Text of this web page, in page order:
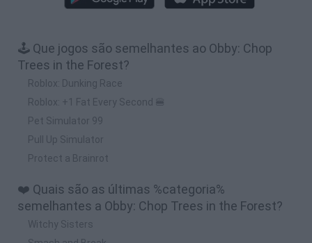
🕹️ Que jogos são semelhantes ao Obby: Chop
Trees in the Forest?
Roblox: Dunking Race
Roblox: +1 Fat Every Second 🍔
Pet Simulator 99
Pull Up Simulator
Protect a Brainrot
❤️ Quais são as últimas %categoria%
semelhantes a Obby: Chop Trees in the Forest?
Witchy Sisters